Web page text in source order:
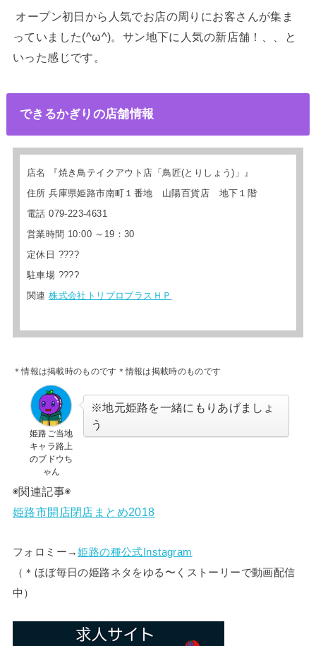
オープン初日から人気でお店の周りにお客さんが集ま
っていました(^ω^)。サン地下に人気の新店舗！、、と
いった感じです。
できるかぎりの店舗情報
店名 『焼き鳥テイクアウト店「鳥匠(とりしょう)」 』
住所 兵庫県姫路市南町１番地 山陽百貨店 地下１階
電話 079-223-4631
営業時間 10:00 ～19：30
定休日 ????
駐車場 ????
関連株式会社トリプロプラスＨＰ
＊情報は掲載時のものです ＊情報は掲載時のものです
姫路ご当地
キャラ路上
のブドウち
ゃん
※地元姫路を一緒にもりあげましょ
う
◉関連記事◉
姫路市開店閉店まとめ2018
フォロミー→姫路の種公式Instagram
（＊ ほぼ毎日の姫路ネタをゆる〜くストーリーで動画配信
中）